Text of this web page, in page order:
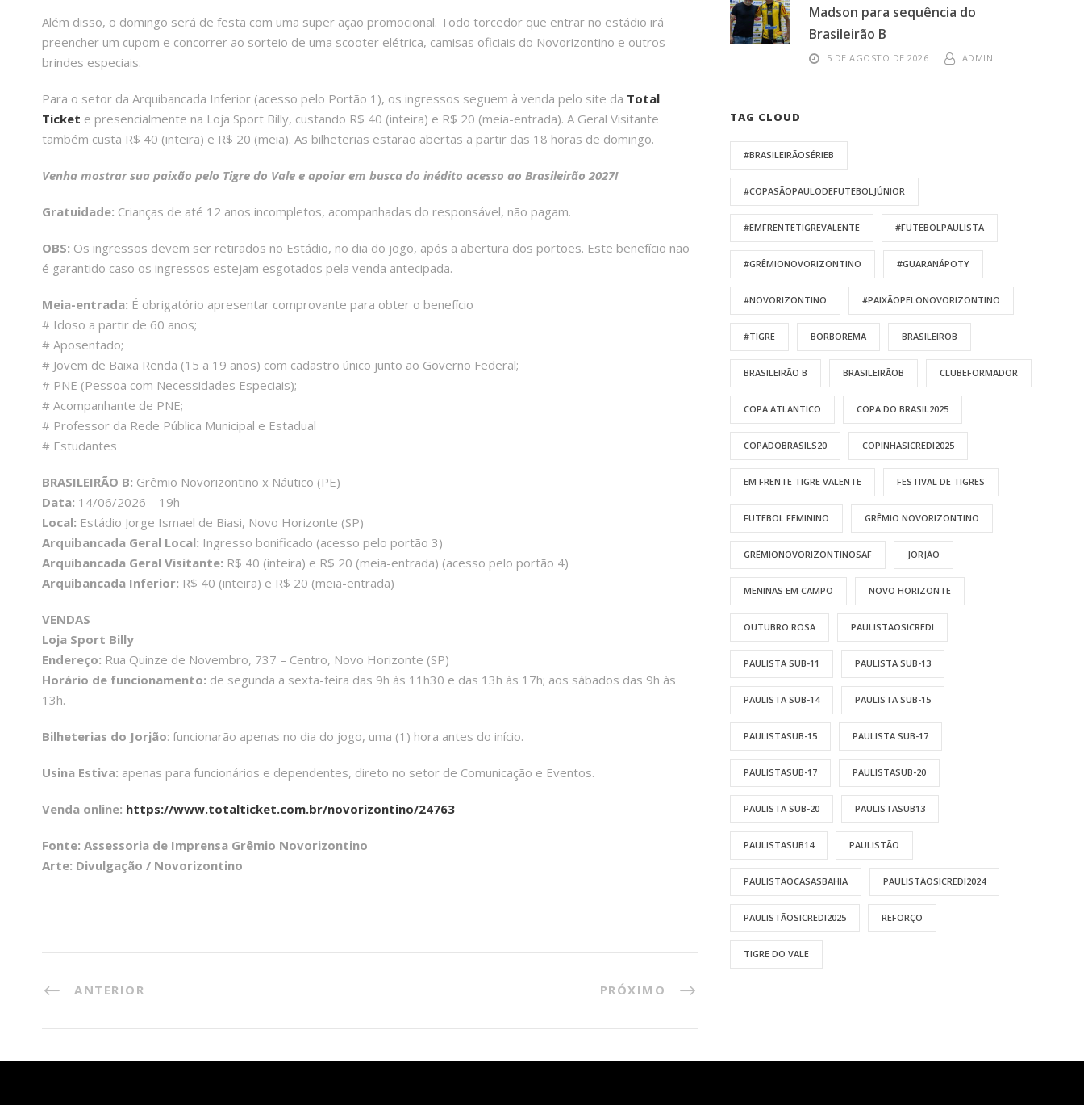
Além disso, o domingo será de festa com uma super ação promocional. Todo torcedor que entrar no estádio irá
preencher um cupom e concorrer ao sorteio de uma scooter elétrica, camisas oficiais do Novorizontino e outros
brindes especiais.
Para o setor da Arquibancada Inferior (acesso pelo Portão 1), os ingressos seguem à venda pelo site da Total
Ticket e presencialmente na Loja Sport Billy, custando R$ 40 (inteira) e R$ 20 (meia-entrada). A Geral Visitante
também custa R$ 40 (inteira) e R$ 20 (meia). As bilheterias estarão abertas a partir das 18 horas de domingo.
Venha mostrar sua paixão pelo Tigre do Vale e apoiar em busca do inédito acesso ao Brasileirão 2027!
Gratuidade: Crianças de até 12 anos incompletos, acompanhadas do responsável, não pagam.
OBS: Os ingressos devem ser retirados no Estádio, no dia do jogo, após a abertura dos portões. Este benefício não
é garantido caso os ingressos estejam esgotados pela venda antecipada.
Meia-entrada: É obrigatório apresentar comprovante para obter o benefício
# Idoso a partir de 60 anos;
# Aposentado;
# Jovem de Baixa Renda (15 a 19 anos) com cadastro único junto ao Governo Federal;
# PNE (Pessoa com Necessidades Especiais);
# Acompanhante de PNE;
# Professor da Rede Pública Municipal e Estadual
# Estudantes
BRASILEIRÃO B: Grêmio Novorizontino x Náutico (PE)
Data: 14/06/2026 – 19h
Local: Estádio Jorge Ismael de Biasi, Novo Horizonte (SP)
Arquibancada Geral Local: Ingresso bonificado (acesso pelo portão 3)
Arquibancada Geral Visitante: R$ 40 (inteira) e R$ 20 (meia-entrada) (acesso pelo portão 4)
Arquibancada Inferior: R$ 40 (inteira) e R$ 20 (meia-entrada)
VENDAS
Loja Sport Billy
Endereço: Rua Quinze de Novembro, 737 – Centro, Novo Horizonte (SP)
Horário de funcionamento: de segunda a sexta-feira das 9h às 11h30 e das 13h às 17h; aos sábados das 9h às
13h.
Bilheterias do Jorjão: funcionarão apenas no dia do jogo, uma (1) hora antes do início.
Usina Estiva: apenas para funcionários e dependentes, direto no setor de Comunicação e Eventos.
Venda online: https://www.totalticket.com.br/novorizontino/24763
Fonte: Assessoria de Imprensa Grêmio Novorizontino
Arte: Divulgação / Novorizontino
ANTERIOR PRÓXIMO
Madson para sequência do
Brasileirão B
5 DE AGOSTO DE 2026 ADMIN
TAG CLOUD
#BRASILEIRÃOSÉRIEB
#COPASÃOPAULODEFUTEBOLJÚNIOR
#EMFRENTETIGREVALENTE #FUTEBOLPAULISTA
#GRÊMIONOVORIZONTINO #GUARANÁPOTY
#NOVORIZONTINO #PAIXÃOPELONOVORIZONTINO
#TIGRE BORBOREMA BRASILEIROB
BRASILEIRÃO B BRASILEIRÃOB CLUBEFORMADOR
COPA ATLANTICO COPA DO BRASIL2025
COPADOBRASILS20 COPINHASICREDI2025
EM FRENTE TIGRE VALENTE FESTIVAL DE TIGRES
FUTEBOL FEMININO GRÊMIO NOVORIZONTINO
GRÊMIONOVORIZONTINOSAF JORJÃO
MENINAS EM CAMPO NOVO HORIZONTE
OUTUBRO ROSA PAULISTAOSICREDI
PAULISTA SUB-11 PAULISTA SUB-13
PAULISTA SUB-14 PAULISTA SUB-15
PAULISTASUB-15 PAULISTA SUB-17
PAULISTASUB-17 PAULISTASUB-20
PAULISTA SUB-20 PAULISTASUB13
PAULISTASUB14 PAULISTÃO
PAULISTÃOCASASBAHIA PAULISTÃOSICREDI2024
PAULISTÃOSICREDI2025 REFORÇO
TIGRE DO VALE